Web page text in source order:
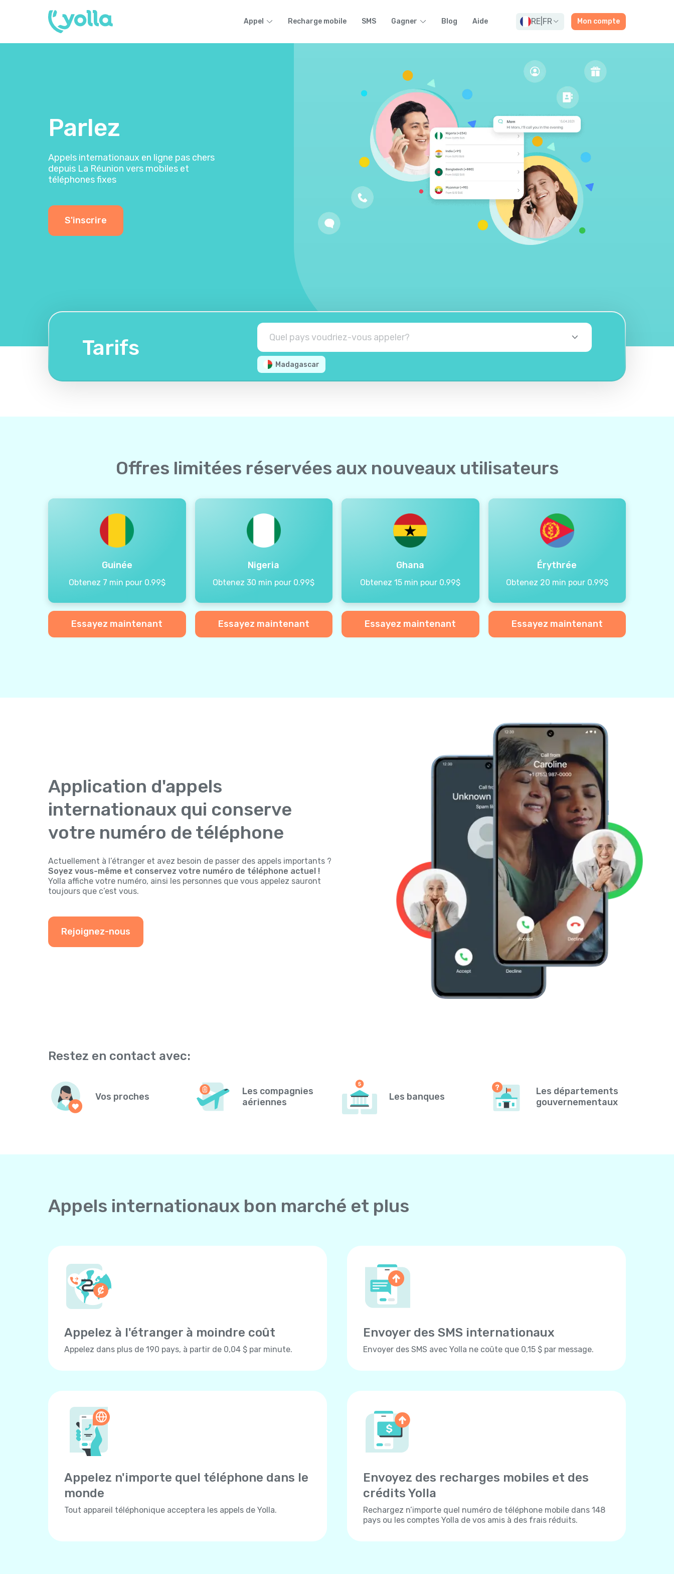
Appel Recharge mobile SMS Gagner Blog Aide RE FR Mon compte
Parlez
Appels internationaux en ligne pas chers
depuis La Réunion vers mobiles et
téléphones fixes
S'inscrire
Tarifs
Madagascar
Offres limitées réservées aux nouveaux utilisateurs
Guinée
Obtenez 7 min pour 0.99$
Essayez maintenant
Nigeria
Obtenez 30 min pour 0.99$
Essayez maintenant
Ghana
Obtenez 15 min pour 0.99$
Essayez maintenant
Érythrée
Obtenez 20 min pour 0.99$
Essayez maintenant
Application d'appels
internationaux qui conserve
votre numéro de téléphone
Actuellement à l’étranger et avez besoin de passer des appels importants ?
Soyez vous-même et conservez votre numéro de téléphone actuel !
Yolla affiche votre numéro, ainsi les personnes que vous appelez sauront
toujours que c’est vous.
Rejoignez-nous
Restez en contact avec:
Vos proches
Les compagnies
aériennes
Les banques
Les départements
gouvernementaux
Appels internationaux bon marché et plus
Appelez à l'étranger à moindre coût
Appelez dans plus de 190 pays, à partir de 0,04 $ par minute.
Envoyer des SMS internationaux
Envoyer des SMS avec Yolla ne coûte que 0,15 $ par message.
Appelez n'importe quel téléphone dans le
monde
Tout appareil téléphonique acceptera les appels de Yolla.
Envoyez des recharges mobiles et des
crédits Yolla
Rechargez n’importe quel numéro de téléphone mobile dans 148
pays ou les comptes Yolla de vos amis à des frais réduits.